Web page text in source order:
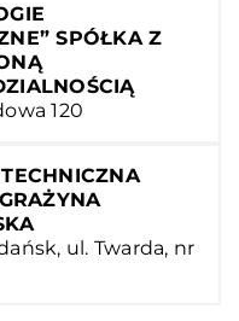
SPÓŁKA Z
120
ul. Twarda, nr